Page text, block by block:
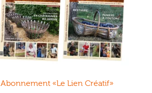
Abonnement «Le Lien Créatif»